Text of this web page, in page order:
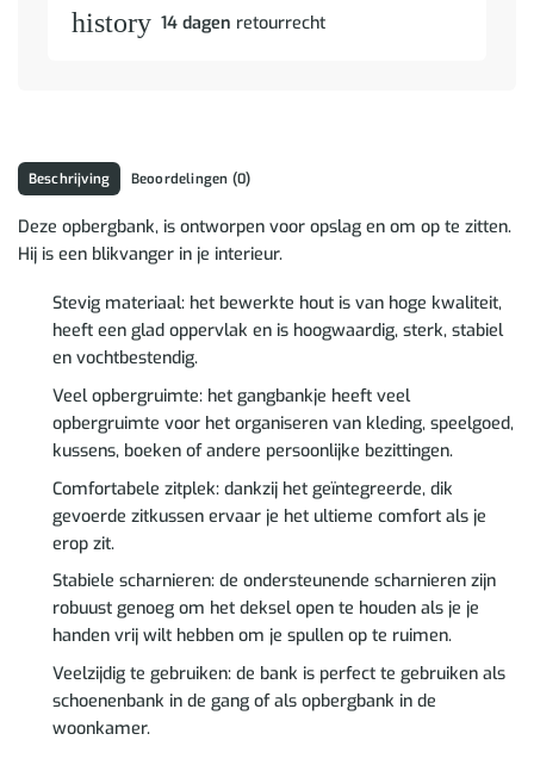
history 14 dagen retourrecht
Beschrijving Beoordelingen (0)
Deze opbergbank, is ontworpen voor opslag en om op te zitten.
Hij is een blikvanger in je interieur.
Stevig materiaal: het bewerkte hout is van hoge kwaliteit,
heeft een glad oppervlak en is hoogwaardig, sterk, stabiel
en vochtbestendig.
Veel opbergruimte: het gangbankje heeft veel
opbergruimte voor het organiseren van kleding, speelgoed,
kussens, boeken of andere persoonlijke bezittingen.
Comfortabele zitplek: dankzij het geïntegreerde, dik
gevoerde zitkussen ervaar je het ultieme comfort als je
erop zit.
Stabiele scharnieren: de ondersteunende scharnieren zijn
robuust genoeg om het deksel open te houden als je je
handen vrij wilt hebben om je spullen op te ruimen.
Veelzijdig te gebruiken: de bank is perfect te gebruiken als
schoenenbank in de gang of als opbergbank in de
woonkamer.